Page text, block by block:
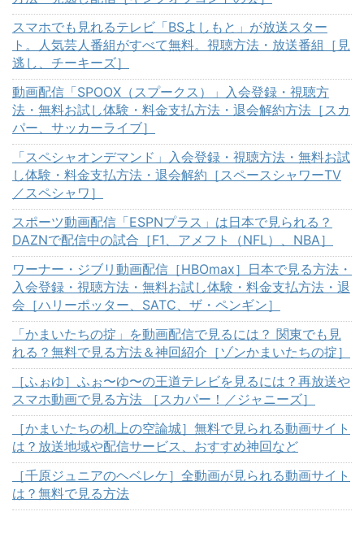
スマホでも見れるテレビ「BSよしもと」が放送スター
ト。人気芸人番組がすべて無料。視聴方法・放送番組［見
逃し、チーキーズ］
動画配信「SPOOX（スプークス）」入会登録・視聴方
法・無料お試し体験・料金支払方法・退会解約方法［スカ
パー、サッカーライブ］
「スペシャオンデマンド」入会登録・視聴方法・無料お試
し体験・料金支払方法・退会解約［スペースシャワーTV
／スペシャワ］
スポーツ動画配信「ESPNプラス」は日本で見られる？
DAZNで配信中の試合［F1、アメフト（NFL）、NBA］
ワーナー・ジブリ動画配信［HBOmax］日本で見る方法・
入会登録・視聴方法・無料お試し体験・料金支払方法・退
会［ハリーポッター、SATC、ザ・ペンギン］
「かまいたちの掟」を動画配信で見るには？ 関東でも見
れる？無料で見る方法＆神回紹介［ゾンかまいたちの掟］
［ふぉゆ］ふぉ〜ゆ〜の王道テレビを見るには？再放送や
スマホ動画で見る方法 ［スカパー！／ジャニーズ］
［かまいたちの机上の空論城］無料で見られる動画サイト
は？放送地域や配信サービス、おすすめ神回など
［千原ジュニアのヘベレケ］全動画が見られる動画サイト
は？無料で見る方法